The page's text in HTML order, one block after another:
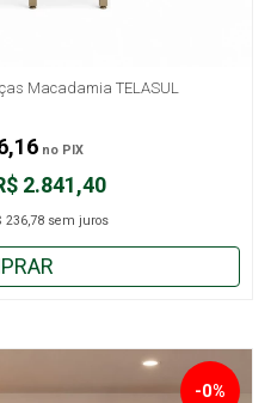
Macadamia TELASUL
2.841,40
236,78 sem juros
no PIX
-0%